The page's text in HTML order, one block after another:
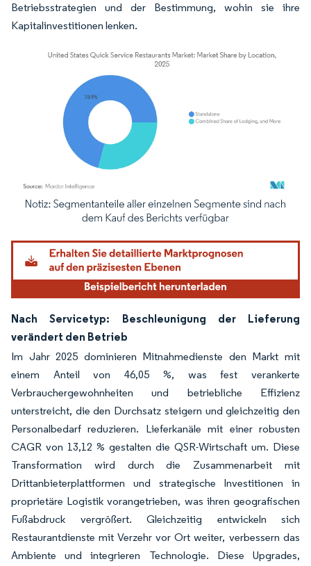
Betriebsstrategien und der Bestimmung, wohin sie ihre
Kapitalinvestitionen lenken.
Bild © Mordor Intelligence. Wiederverwendung erfordert Namensnennung
Nach Servicetyp: Beschleunigung der Lieferung
verändert den Betrieb
Im Jahr 2025 dominieren Mitnahmedienste den Markt mit
einem Anteil von 46,05 %, was fest verankerte
Verbrauchergewohnheiten und betriebliche Effizienz
unterstreicht, die den Durchsatz steigern und gleichzeitig den
Personalbedarf reduzieren. Lieferkanäle mit einer robusten
CAGR von 13,12 % gestalten die QSR-Wirtschaft um. Diese
Transformation wird durch die Zusammenarbeit mit
Drittanbieterplattformen und strategische Investitionen in
proprietäre Logistik vorangetrieben, was ihren geografischen
Fußabdruck vergrößert. Gleichzeitig entwickeln sich
Restaurantdienste mit Verzehr vor Ort weiter, verbessern das
Ambiente und integrieren Technologie. Diese Upgrades,